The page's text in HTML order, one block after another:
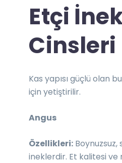
Etçi
Cinsleri
Kas yapısı güçlü olan
için yetiştirilir.
Angus
Özellikleri: Boynuzsuz,
ineklerdir. Et kalitesi